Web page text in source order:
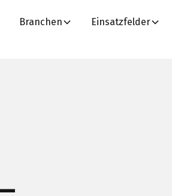
Branchen Einsatzfelder